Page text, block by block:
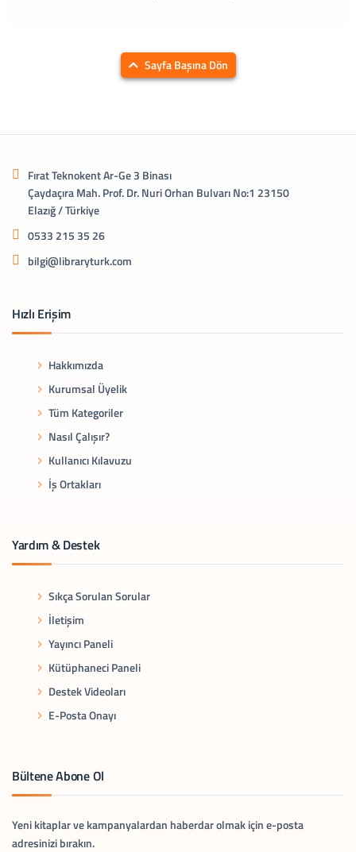
Sayfa Başına Dön
Fırat Teknokent Ar-Ge 3 Binası
Çaydaçıra Mah. Prof. Dr. Nuri Orhan Bulvarı No:1 23150
Elazığ / Türkiye
0533 215 35 26
bilgi@libraryturk.com
Hızlı Erişim
Hakkımızda
Kurumsal Üyelik
Tüm Kategoriler
Nasıl Çalışır?
Kullanıcı Kılavuzu
İş Ortakları
Yardım & Destek
Sıkça Sorulan Sorular
İletişim
Yayıncı Paneli
Kütüphaneci Paneli
Destek Videoları
E-Posta Onayı
Bültene Abone Ol
Yeni kitaplar ve kampanyalardan haberdar olmak için e-posta
adresinizi bırakın.